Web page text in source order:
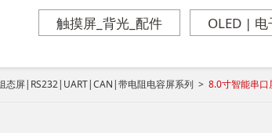
触摸屏_背光_配件 OLED | 电
态屏|RS232|UART|CAN|带电阻电容屏系列 > 8.0寸智能串